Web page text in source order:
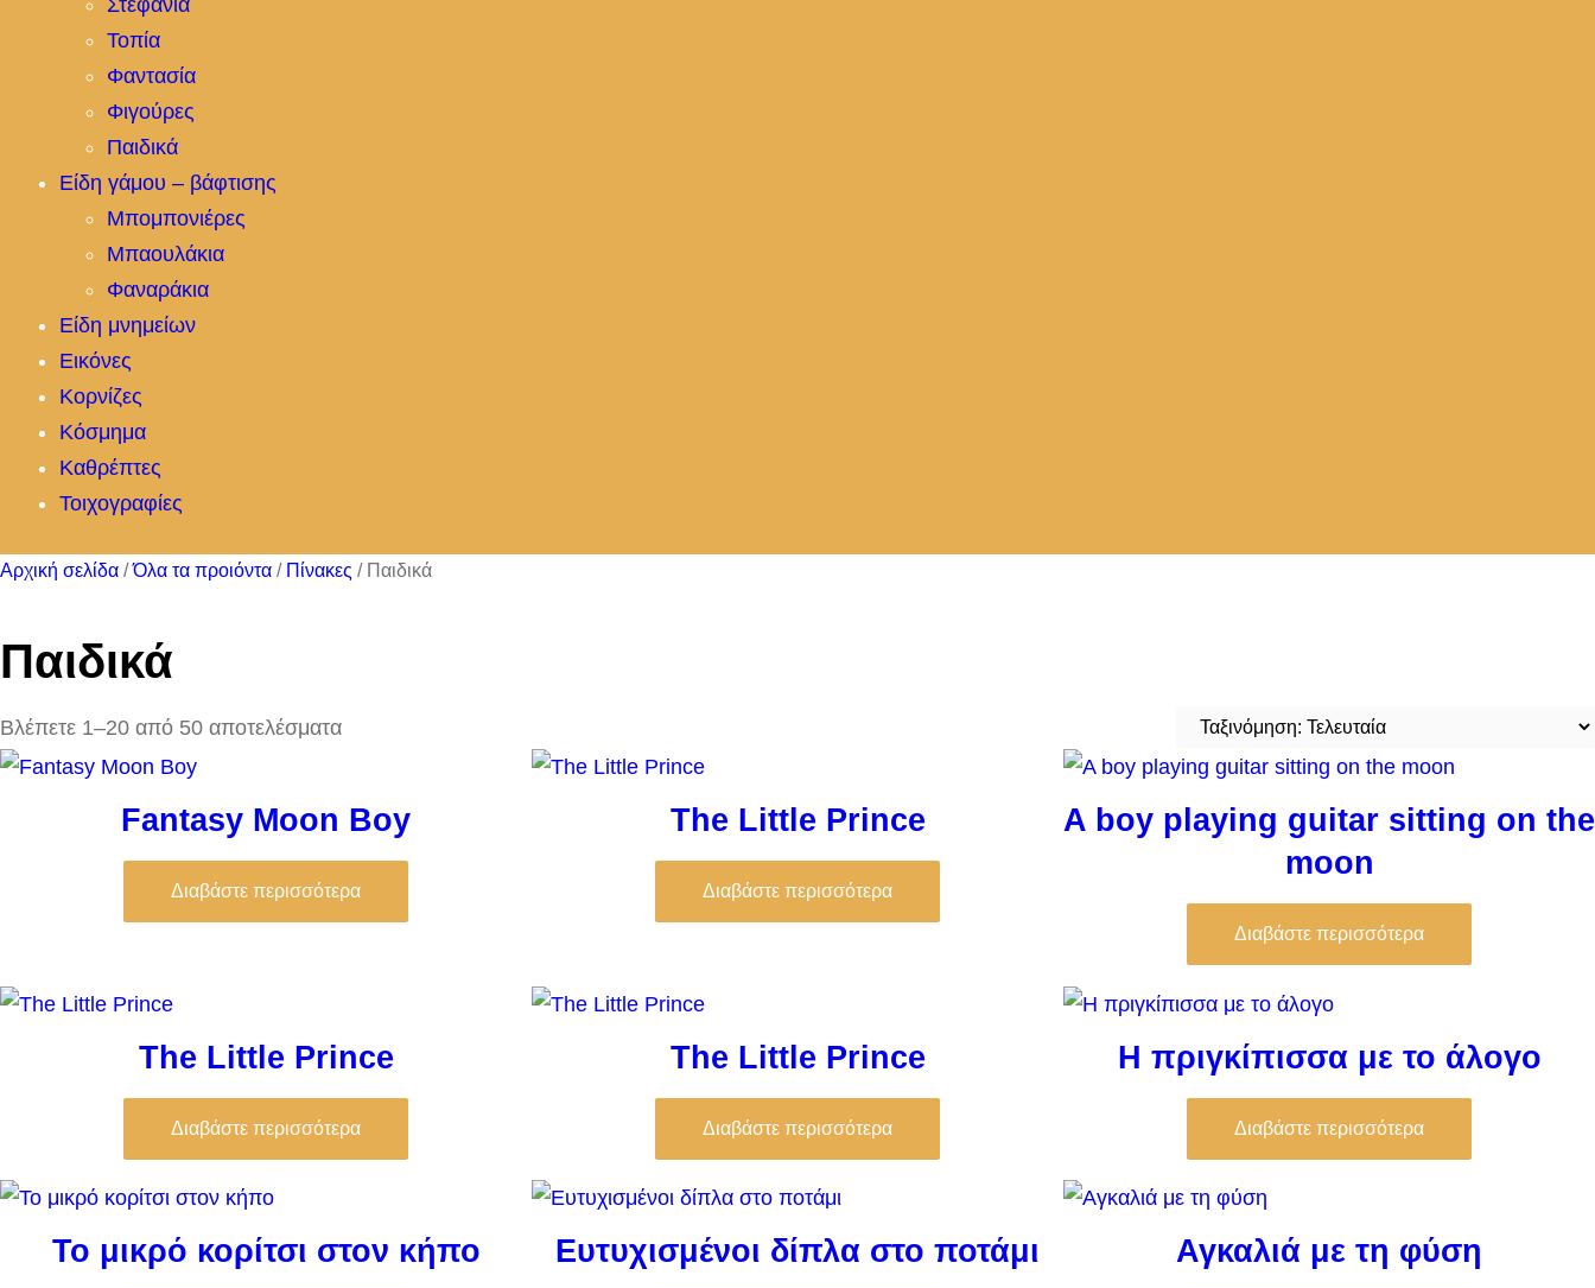
Στεφάνια
Τοπία
Φαντασία
Φιγούρες
Παιδικά
Είδη γάμου – βάφτισης
Μπομπονιέρες
Μπαουλάκια
Φαναράκια
Είδη μνημείων
Εικόνες
Κορνίζες
Κόσμημα
Καθρέπτες
Τοιχογραφίες
Αρχική σελίδα /Όλα τα προιόντα / Πίνακες / Παιδικά
Παιδικά
Βλέπετε 1–20 από 50 αποτελέσματαSorted
Fantasy Moon Boy
Διαβάστε περισσότερα
The Little Prince
Διαβάστε περισσότερα
A boy playing guitar sitting on the
moon
Διαβάστε περισσότερα
The Little Prince
Διαβάστε περισσότερα
The Little Prince
Διαβάστε περισσότερα
Η πριγκίπισσα με το άλογο
Διαβάστε περισσότερα
Το μικρό κορίτσι στον κήπο Ευτυχισμένοι δίπλα στο ποτάμι Αγκαλιά με τη φύση